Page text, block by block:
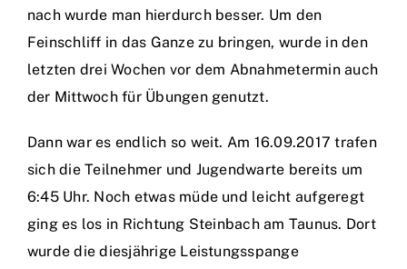
nach wurde man hierdurch besser. Um den
Feinschliff in das Ganze zu bringen, wurde in den
letzten drei Wochen vor dem Abnahmetermin auch
der Mittwoch für Übungen genutzt.
Dann war es endlich so weit. Am 16.09.2017 trafen
sich die Teilnehmer und Jugendwarte bereits um
6:45 Uhr. Noch etwas müde und leicht aufgeregt
ging es los in Richtung Steinbach am Taunus. Dort
wurde die diesjährige Leistungsspange